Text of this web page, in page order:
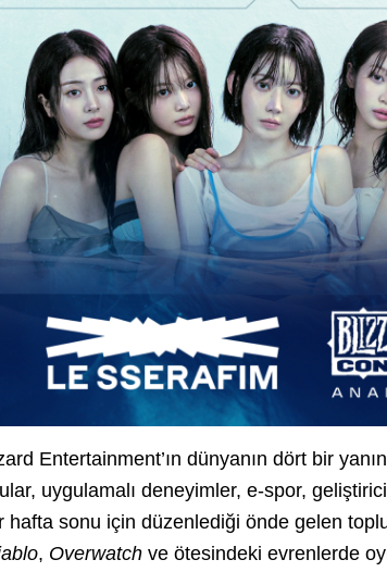
Entertainment’ın dünyanın dört bir
uygulamalı deneyimler, e-spor,
hafta sonu için düzenlediği önde gelen
, Overwatch ve ötesindeki evrenlerde